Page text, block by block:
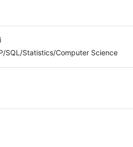
SQL/Statistics/Computer Science